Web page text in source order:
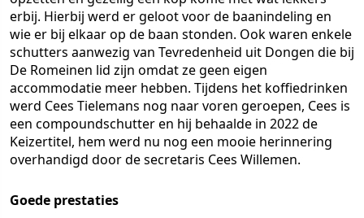
erbij. Hierbij werd er geloot voor de baanindeling en
wie er bij elkaar op de baan stonden. Ook waren enkele
schutters aanwezig van Tevredenheid uit Dongen die bij
De Romeinen lid zijn omdat ze geen eigen
accommodatie meer hebben. Tijdens het koffiedrinken
werd Cees Tielemans nog naar voren geroepen, Cees is
een compoundschutter en hij behaalde in 2022 de
Keizertitel, hem werd nu nog een mooie herinnering
overhandigd door de secretaris Cees Willemen.
Goede prestaties